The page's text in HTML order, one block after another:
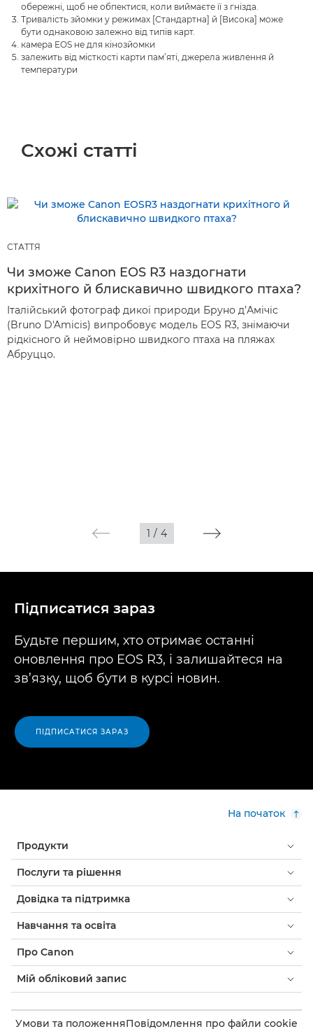
обережні, щоб не обпектися, коли виймаєте її з гнізда.
Тривалість зйомки у режимах [Стандартна] й [Висока] може
бути однаковою залежно від типів карт.
камера EOS не для кінозйомки
залежить від місткості карти пам’яті, джерела живлення й
температури
Схожі статті
СТАТТЯ
Чи зможе Canon EOS R3 наздогнати
крихітного й блискавично швидкого птаха?
Італійський фотограф дикої природи Бруно д’Амічіс
(Bruno D'Amicis) випробовує модель EOS R3, знімаючи
рідкісного й неймовірно швидкого птаха на пляжах
Абруццо.
1 / 4
Підписатися зараз
Будьте першим, хто отримає останні
оновлення про EOS R3, і залишайтеся на
зв’язку, щоб бути в курсі новин.
ПІДПИСАТИСЯ ЗАРАЗ
На початок
Продукти
Послуги та рішення
Довідка та підтримка
Навчання та освіта
Про Canon
Мій обліковий запис
Умови та положенняПовідомлення про файли cookie